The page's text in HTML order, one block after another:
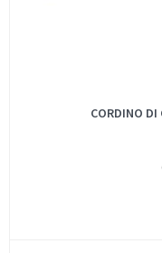
CORDINO DI